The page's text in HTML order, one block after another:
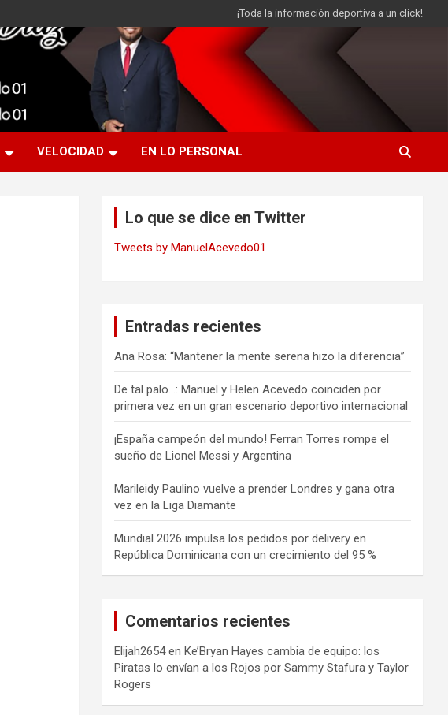
¡Toda la información deportiva a un click!
VELOCIDAD EN LO PERSONAL
Lo que se dice en Twitter
Tweets by ManuelAcevedo01
Entradas recientes
Ana Rosa: “Mantener la mente serena hizo la diferencia”
De tal palo…: Manuel y Helen Acevedo coinciden por
primera vez en un gran escenario deportivo internacional
¡España campeón del mundo! Ferran Torres rompe el
sueño de Lionel Messi y Argentina
Marileidy Paulino vuelve a prender Londres y gana otra
vez en la Liga Diamante
Mundial 2026 impulsa los pedidos por delivery en
República Dominicana con un crecimiento del 95 %
Comentarios recientes
Elijah2654enKe’Bryan Hayes cambia de equipo: los
Piratas lo envían a los Rojos por Sammy Stafura y Taylor
Rogers